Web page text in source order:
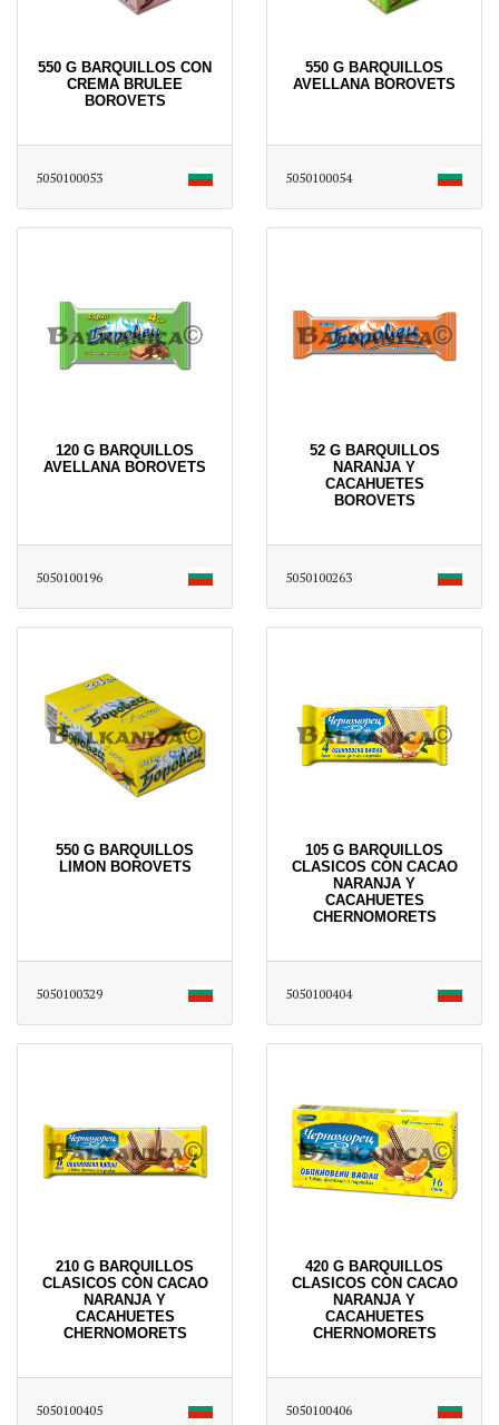
550 G BARQUILLOS CON
CREMA BRULEE
BOROVETS
5050100053
550 G BARQUILLOS
AVELLANA BOROVETS
5050100054
120 G BARQUILLOS
AVELLANA BOROVETS
5050100196
52 G BARQUILLOS
NARANJA Y
CACAHUETES
BOROVETS
5050100263
550 G BARQUILLOS
LIMON BOROVETS
5050100329
105 G BARQUILLOS
CLASICOS CON CACAO
NARANJA Y
CACAHUETES
CHERNOMORETS
5050100404
210 G BARQUILLOS
CLASICOS CON CACAO
NARANJA Y
CACAHUETES
CHERNOMORETS
5050100405
420 G BARQUILLOS
CLASICOS CON CACAO
NARANJA Y
CACAHUETES
CHERNOMORETS
5050100406